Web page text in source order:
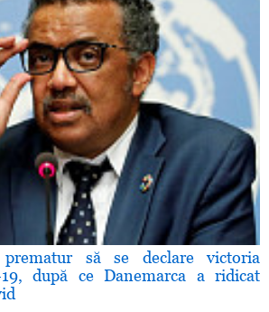
prematur să se declare victoria
după ce Danemarca a ridicat